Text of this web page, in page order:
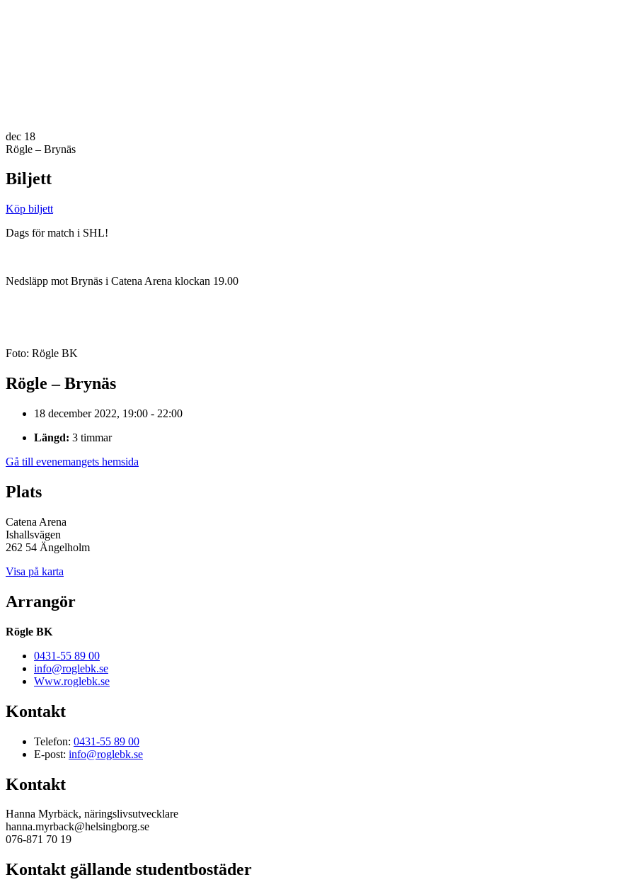
dec 18
Rögle – Brynäs
Biljett
Köp biljett
Dags för match i SHL!
Nedsläpp mot Brynäs i Catena Arena klockan 19.00
Foto: Rögle BK
Rögle – Brynäs
18 december 2022, 19:00 - 22:00
Längd: 3 timmar
Gå till evenemangets hemsida
Plats
Catena Arena
Ishallsvägen
262 54 Ängelholm
Visa på karta
Arrangör
Rögle BK
0431-55 89 00
info@roglebk.se
Www.roglebk.se
Kontakt
Telefon: 0431-55 89 00
E-post: info@roglebk.se
Kontakt
Hanna Myrbäck, näringslivsutvecklare
hanna.myrback@helsingborg.se
076-871 70 19
Kontakt gällande studentbostäder